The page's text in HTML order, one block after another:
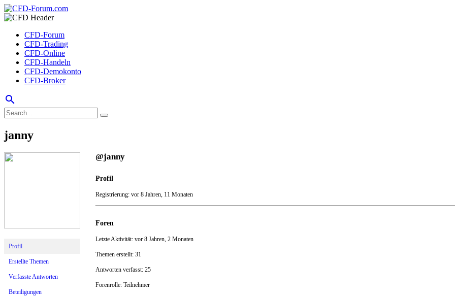
CFD-Forum
CFD-Trading
CFD-Online
CFD-Handeln
CFD-Demokonto
CFD-Broker
search
janny
Profil
Erstellte Themen
Verfasste Antworten
Beteiligungen
@janny
Profil
Registrierung: vor 8 Jahren, 11 Monaten
Foren
Letzte Aktivität: vor 8 Jahren, 2 Monaten
Themen erstellt: 31
Antworten verfasst: 25
Forenrolle: Teilnehmer